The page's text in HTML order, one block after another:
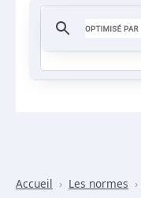
Accueil › Les normes ›